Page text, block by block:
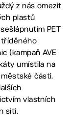
z nás omezit
plastů
PET
tříděného
(kampaň AVE
umístila na
části.
vlastních
sítí.